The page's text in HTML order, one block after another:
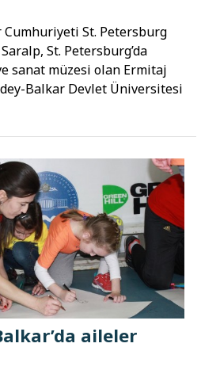
Cumhuriyeti St. Petersburg
St. Petersburg’da
sanat müzesi olan Ermitaj
Balkar Devlet Üniversitesi
aileler